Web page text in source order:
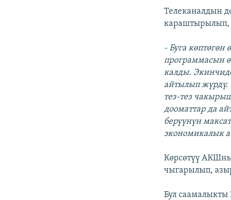
Телеканалдын
караштырылып,
- Буга көптөгөн
программасын
калды.
айтылып жүрдү.
тез-тез
дооматтар да
берүүнүн
экономикалык
Көрсөтүү
чыгарылып,
Бул саамалыкты